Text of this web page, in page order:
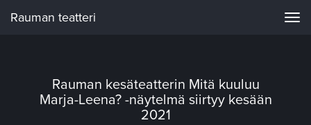
Rauman teatteri
Rauman kesäteatterin Mitä kuuluu
Marja-Leena? -näytelmä siirtyy kesään
2021